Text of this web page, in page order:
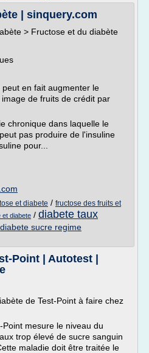
| sinquery.com
> Fructose et du diabète
en fait augmenter le
de fruits de crédit par
chronique dans laquelle le
pas produire de l'insuline
pour...
et diabete / fructose des fruits et
et diabete / diabete taux
diabete sucre regime
Point | Autotest |
de Test-Point à faire chez
Point mesure le niveau du
trop élevé de sucre sanguin
maladie doit être traitée le